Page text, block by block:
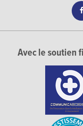
Avec le soutien